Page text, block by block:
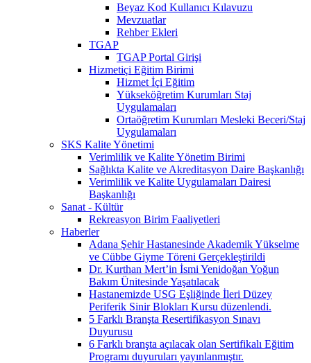
Beyaz Kod Kullanıcı Kılavuzu
Mevzuatlar
Rehber Ekleri
TGAP
TGAP Portal Girişi
Hizmetiçi Eğitim Birimi
Hizmet İçi Eğitim
Yükseköğretim Kurumları Staj
Uygulamaları
Ortaöğretim Kurumları Mesleki Beceri/Staj
Uygulamaları
SKS Kalite Yönetimi
Verimlilik ve Kalite Yönetim Birimi
Sağlıkta Kalite ve Akreditasyon Daire Başkanlığı
Verimlilik ve Kalite Uygulamaları Dairesi
Başkanlığı
Sanat - Kültür
Rekreasyon Birim Faaliyetleri
Haberler
Adana Şehir Hastanesinde Akademik Yükselme
ve Cübbe Giyme Töreni Gerçekleştirildi
Dr. Kurthan Mert’in İsmi Yenidoğan Yoğun
Bakım Ünitesinde Yaşatılacak
Hastanemizde USG Eşliğinde İleri Düzey
Periferik Sinir Blokları Kursu düzenlendi.
5 Farklı Branşta Resertifikasyon Sınavı
Duyurusu
6 Farklı branşta açılacak olan Sertifikalı Eğitim
Programı duyuruları yayınlanmıştır.